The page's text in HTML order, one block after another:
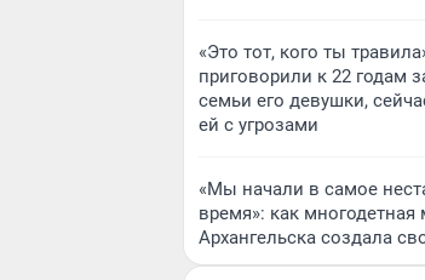
«Это тот, кого ты
приговорили к 22 годам
семьи его девушки,
ей с угрозами
«Мы начали в самое
время»: как многодетная
Архангельска создала